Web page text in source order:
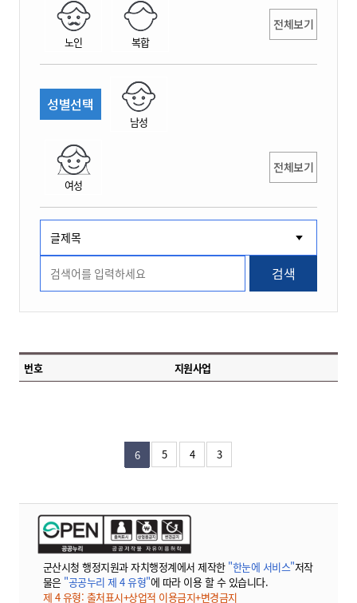
노인 복합
전체보기
성별선택
남성
여성
전체보기
검색
번호 지원사업
6 5 4 3
군산시청 행정지원과 자치행정계에서 제작한 "한눈에 서비스"저작
물은 "공공누리 제 4 유형"에 따라 이용 할 수 있습니다.
제 4 유형: 출처표시+상업적 이용금지+변경금지